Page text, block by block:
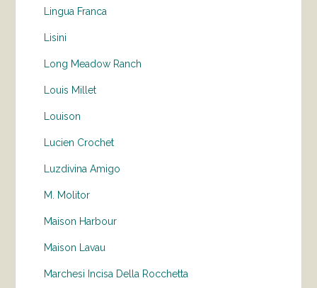
Lingua Franca
Lisini
Long Meadow Ranch
Louis Millet
Louison
Lucien Crochet
Luzdivina Amigo
M. Molitor
Maison Harbour
Maison Lavau
Marchesi Incisa Della Rocchetta